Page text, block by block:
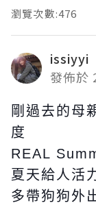
瀏覽次數:476
issiyyi
發佈於
剛過去的母
度
REAL
夏天給人活
多帶狗狗外